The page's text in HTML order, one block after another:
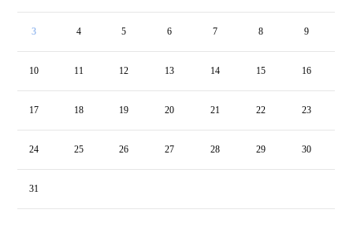
3 4 5 6 7 8 9
10 11 12 13 14 15 16
17 18 19 20 21 22 23
24 25 26 27 28 29 30
31